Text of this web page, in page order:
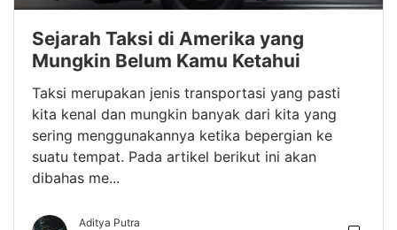
Sejarah Taksi di Amerika yang
Mungkin Belum Kamu Ketahui
Taksi merupakan jenis transportasi yang pasti
kita kenal dan mungkin banyak dari kita yang
sering menggunakannya ketika bepergian ke
suatu tempat. Pada artikel berikut ini akan
dibahas me...
Aditya Putra